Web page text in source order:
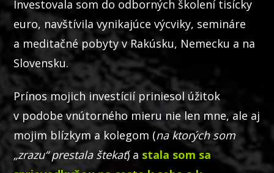
Investovala som do odborných školení tisícky
euro, navštívila vynikajúce výcviky, semináre
a meditačné pobyty v Rakúsku, Nemecku a na
Slovensku.
Prínos mojich investícií priniesol úžitok
v podobe vnútorného mieru nie len mne, ale aj
mojim blízkym a kolegom (na ktorých som
„zrazu“ prestala štekať) a stala som sa